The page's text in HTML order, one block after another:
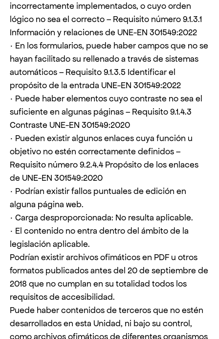
incorrectamente implementados, o cuyo orden
lógico no sea el correcto – Requisito número 9.1.3.1
Información y relaciones de UNE-EN 301549:2022
· En los formularios, puede haber campos que no se
hayan facilitado su rellenado a través de sistemas
automáticos – Requisito 9.1.3.5 Identificar el
propósito de la entrada UNE-EN 301549:2022
· Puede haber elementos cuyo contraste no sea el
suficiente en algunas páginas – Requisito 9.1.4.3
Contraste UNE-EN 301549:2020
· Pueden existir algunos enlaces cuya función u
objetivo no estén correctamente definidos –
Requisito número 9.2.4.4 Propósito de los enlaces
de UNE-EN 301549:2020
· Podrían existir fallos puntuales de edición en
alguna página web.
· Carga desproporcionada: No resulta aplicable.
· El contenido no entra dentro del ámbito de la
legislación aplicable.
Podrían existir archivos ofimáticos en PDF u otros
formatos publicados antes del 20 de septiembre de
2018 que no cumplan en su totalidad todos los
requisitos de accesibilidad.
Puede haber contenidos de terceros que no estén
desarrollados en esta Unidad, ni bajo su control,
como archivos ofimáticos de diferentes organismos